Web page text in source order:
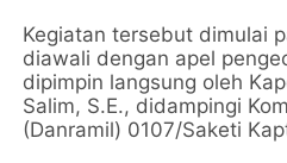
Kegiatan tersebut dimulai
diawali dengan apel
dipimpin langsung oleh
Salim, S.E., didampingi
(Danramil) 0107/Saketi